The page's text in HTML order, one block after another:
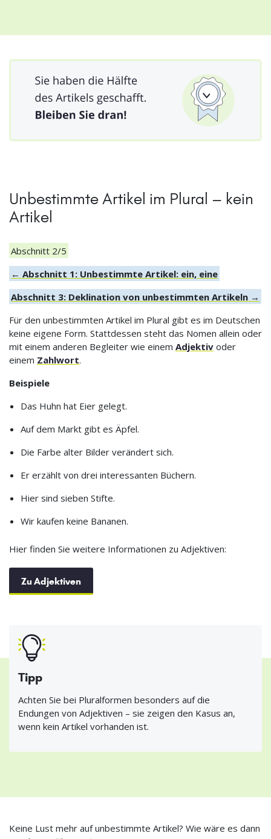
Unbestimmte Artikel im Plural – kein
Artikel
Abschnitt 2/5
← Abschnitt 1: Unbestimmte Artikel: ein, eine
Abschnitt 3: Deklination von unbestimmten Artikeln →
Für den unbestimmten Artikel im Plural gibt es im Deutschen
keine eigene Form. Stattdessen steht das Nomen allein oder
mit einem anderen Begleiter wie einem Adjektiv oder
einem Zahlwort.
Beispiele
Das Huhn hat Eier gelegt.
Auf dem Markt gibt es Äpfel.
Die Farbe alter Bilder verändert sich.
Er erzählt von drei interessanten Büchern.
Hier sind sieben Stifte.
Wir kaufen keine Bananen.
Hier finden Sie weitere Informationen zu Adjektiven:
Zu Adjektiven
Tipp
Achten Sie bei Pluralformen besonders auf die
Endungen von Adjektiven – sie zeigen den Kasus an,
wenn kein Artikel vorhanden ist.
Keine Lust mehr auf unbestimmte Artikel? Wie wäre es dann